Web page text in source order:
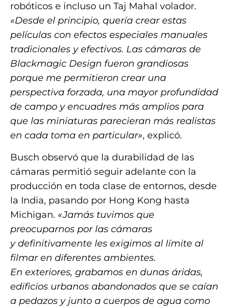
robóticos e incluso un Taj Mahal volador.
«Desde el principio, quería crear estas
películas con efectos especiales manuales
tradicionales y efectivos. Las cámaras de
Blackmagic Design fueron grandiosas
porque me permitieron crear una
perspectiva forzada, una mayor profundidad
de campo y encuadres más amplios para
que las miniaturas parecieran más realistas
en cada toma en particular», explicó.
Busch observó que la durabilidad de las
cámaras permitió seguir adelante con la
producción en toda clase de entornos, desde
la India, pasando por Hong Kong hasta
Michigan. «Jamás tuvimos que
preocuparnos por las cámaras
y definitivamente les exigimos al límite al
filmar en diferentes ambientes.
En exteriores, grabamos en dunas áridas,
edificios urbanos abandonados que se caían
a pedazos y junto a cuerpos de agua como